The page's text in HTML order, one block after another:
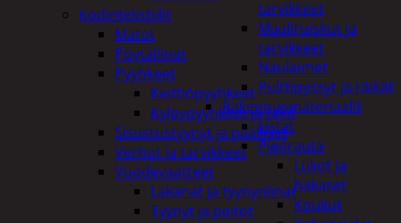
tarvikkeet
Maaliruiskut ja
tarvikkeet
Naulaimet
Pulttipyssyt ja räikät
Rakennusmateriaalit
Listat
Pienrauta
Lukot ja
hakaset
Koukut
Kodintekstiilit
Matot
Pöytäliinat
Pyyhkeet
Keittiöpyyhkeet
Kylpypyyhkeet ja takit
Sisustustyynyt ja päälliset
Verhot ja tarvikkeet
Vuodevaatteet
Lakanat ja tyynynlinat
Tyynyt ja peitot